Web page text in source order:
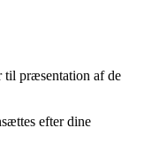
til præsentation af de